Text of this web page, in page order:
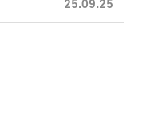
25.09.25